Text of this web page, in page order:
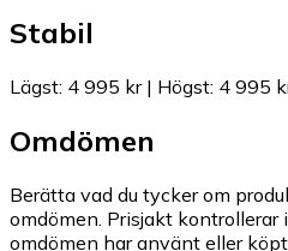
Stabil
Lägst: 4 995 kr| Högst: 4 995
Omdömen
Berätta vad du tycker om
omdömen. Prisjakt kontrollerar
omdömen har använt eller